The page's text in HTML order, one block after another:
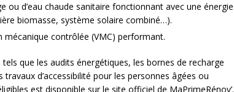
ou d’eau chaude sanitaire fonctionnant avec une énergie
biomasse, système solaire combiné…).
mécanique contrôlée (VMC) performant.
que les audits énergétiques, les bornes de recharge
d’accessibilité pour les personnes âgées ou
est disponible sur le site officiel de MaPrimeRénov’.